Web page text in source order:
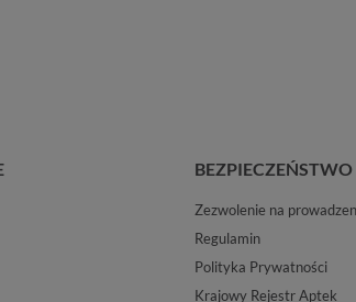
BEZPIECZEŃSTWO
Zezwolenie na
Regulamin
Polityka Prywatności
Krajowy Rejestr Aptek